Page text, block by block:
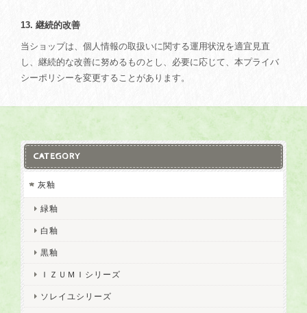
13. 継続的改善
当ショップは、個人情報の取扱いに関する運用状況を適宜見直
し、継続的な改善に努めるものとし、必要に応じて、本プライバ
シーポリシーを変更することがあります。
CATEGORY
灰釉
緑釉
白釉
黒釉
ＩＺＵＭＩシリーズ
ソレイユシリーズ